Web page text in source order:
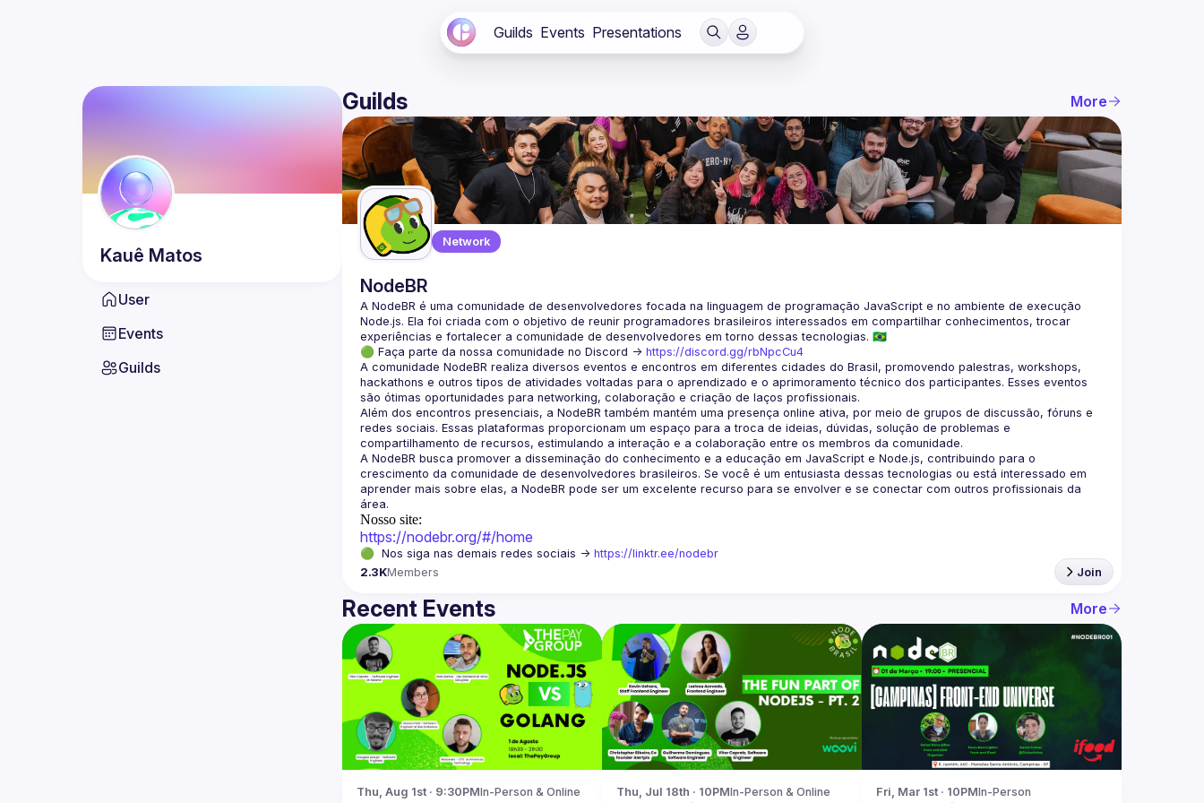
Guilds Events Presentations
Kauê Matos
User
Events
Guilds
Guilds More
Network
NodeBR
A NodeBR é uma comunidade de desenvolvedores focada na linguagem de programação JavaScript e no ambiente de execução
Node.js. Ela foi criada com o objetivo de reunir programadores brasileiros interessados em compartilhar conhecimentos, trocar
🟢 Faça parte da nossa comunidade no Discord -> https://discord.gg/rbNpcCu4
A comunidade NodeBR realiza diversos eventos e encontros em diferentes cidades do Brasil, promovendo palestras, workshops,
hackathons e outros tipos de atividades voltadas para o aprendizado e o aprimoramento técnico dos participantes. Esses eventos
Além dos encontros presenciais, a NodeBR também mantém uma presença online ativa, por meio de grupos de discussão, fóruns e
redes sociais. Essas plataformas proporcionam um espaço para a troca de ideias, dúvidas, solução de problemas e
A NodeBR busca promover a disseminação do conhecimento e a educação em JavaScript e Node.js, contribuindo para o
crescimento da comunidade de desenvolvedores brasileiros. Se você é um entusiasta dessas tecnologias ou está interessado em
aprender mais sobre elas, a NodeBR pode ser um excelente recurso para se envolver e se conectar com outros profissionais da
Nosso site:
https://nodebr.org/#/home
🟢  Nos siga nas demais redes sociais -> https://linktr.ee/nodebr
2.3KMembers Join
Recent Events More
Thu, Aug 1st · 9:30PMIn-Person & Online Thu, Jul 18th · 10PMIn-Person & Online Fri, Mar 1st · 10PMIn-Person